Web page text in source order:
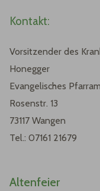
Kontakt:
Vorsitzender des
Honegger
Evangelisches
Rosenstr. 13
73117 Wangen
Tel.: 07161 21679
Altenfeier